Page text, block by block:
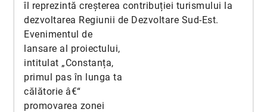
îl reprezintă creșterea contribuției turismului la
dezvoltarea Regiunii de Dezvoltare Sud-Est.
Evenimentul de
lansare al proiectului,
intitulat „Constanța,
primul pas în lunga ta
călătorie â€“
promovarea zonei